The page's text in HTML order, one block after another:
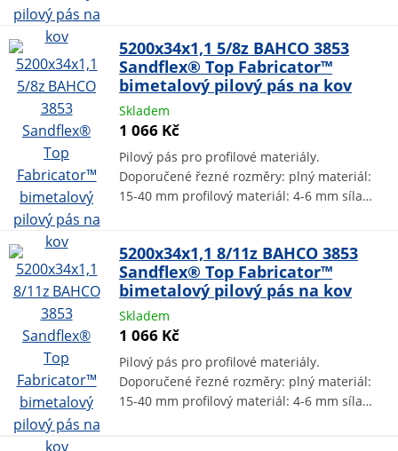
5200x34x1,1 5/8z BAHCO 3853
Sandflex® Top Fabricator™
bimetalový pilový pás na kov
Skladem
1 066 Kč
Pilový pás pro profilové materiály.
Doporučené řezné rozměry: plný materiál:
15-40 mm profilový materiál: 4-6 mm síla…
5200x34x1,1 8/11z BAHCO 3853
Sandflex® Top Fabricator™
bimetalový pilový pás na kov
Skladem
1 066 Kč
Pilový pás pro profilové materiály.
Doporučené řezné rozměry: plný materiál:
15-40 mm profilový materiál: 4-6 mm síla…